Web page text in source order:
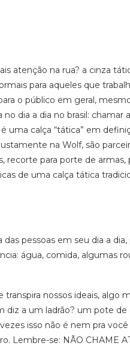
atenção na rua? a cinza
para aqueles que
o público em geral,
dia a dia no brasil: chamar
uma calça “tática” em
na Wolf, são
recorte para porte de armas,
de uma calça tática
pessoas em seu dia a
água, comida, algumas
nossos ideais, algo
a um ladrão? um pote de
isso não é nem pra
Lembre-se: NÃO CHAME